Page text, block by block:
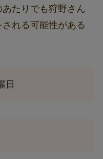
たりでも狩野さん
れる可能性がある
日